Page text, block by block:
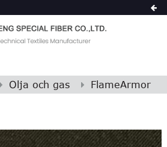
Olja och gas FlameArmor